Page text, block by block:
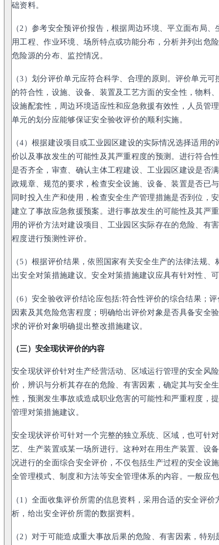
础资料。
（2）参考安全预评价报告，根据周边环境、平立面布局
用工程、作业环境、场所特点或功能分布，分析并列出危
危险源的分布、监控情况。
（3）划分评价单元应符合科学、合理的原则。评价单元
的符合性，设施、设备、装置及工艺方面的安全性，物料
设施配套性，周边环境适应性和应急救援有效性，人员管
单元的划分应能够保证安全验收评价的顺利实施。
（4）根据建设项目或工业园区建设的实际情况选择适用
价以及事故发生的可能性及其严重程度的预测。进行符合
是否齐全，审查、确认主体工程建设、工业园区建设是否
政规章、规范的要求，检查安全设施、设备、装置是否已
同时投入生产和使用，检查安全生产管理措施是否到位，
建立了事故应急救援预案。进行事故发生的可能性及其严
用的评价方法对建设项目、工业园区实际存在的危险、有
程度进行预测性评价。
（5）根据评价结果，依照国家有关安全生产的法律法规
出安全对策措施建议。安全对策措施建议应具有针对性、
（6）安全验收评价结论应包括:符合性评价的综合结果；
因素及其危险危害程度；明确给出评价对象是否具备安全
求的评价对象明确提出整改措施建议。
（三）安全现状评价的内容
安全现状评价针对生产经营活动、区域运行管理的安全风
价，辨识与分析其存在的危险、有害因素，确定其与安全
性，预测发生事故或造成职业危害的可能性和严重程度，
管理对策措施建议。
安全现状评价可针对一个完整的独立系统、区域，也可针
艺、生产装置或某一场所进行。这种对在用生产装置、设
况进行的全面综合安全评价，不仅包括生产过程的安全设
全管理模式、制度和方法等安全管理体系的内容。一般应
（1）全面收集评价所需的信息资料，采用合适的安全评
析，给出安全评价所需的数据资料。
（2）对于可能造成重大事故后果的危险、有害因素，特